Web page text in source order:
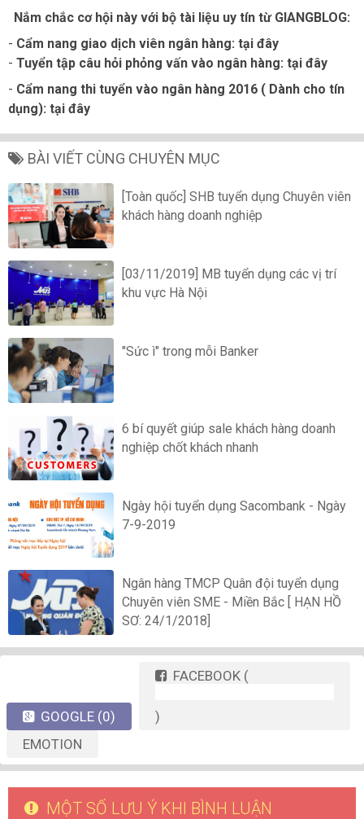
Nắm chắc cơ hội này với bộ tài liệu uy tín từ GIANGBLOG:
- Cẩm nang giao dịch viên ngân hàng: tại đây
- Tuyển tập câu hỏi phỏng vấn vào ngân hàng: tại đây
- Cẩm nang thi tuyển vào ngân hàng 2016 ( Dành cho tín
dụng): tại đây
BÀI VIẾT CÙNG CHUYÊN MỤC
[Toàn quốc] SHB tuyển dụng Chuyên viên
khách hàng doanh nghiệp
[03/11/2019] MB tuyển dụng các vị trí
khu vực Hà Nội
"Sức ì" trong mỗi Banker
6 bí quyết giúp sale khách hàng doanh
nghiệp chốt khách nhanh
Ngày hội tuyển dụng Sacombank - Ngày
7-9-2019
Ngân hàng TMCP Quân đội tuyển dụng
Chuyên viên SME - Miền Bắc [ HẠN HỒ
SƠ: 24/1/2018]
GOOGLE (0)
FACEBOOK (
)
EMOTION
MỘT SỐ LƯU Ý KHI BÌNH LUẬN